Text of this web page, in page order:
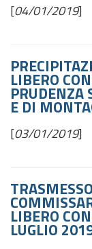
[04/01/2019]
LIBERO
PRUDENZA
E DI
[03/01/2019]
LIBERO
LUGLIO